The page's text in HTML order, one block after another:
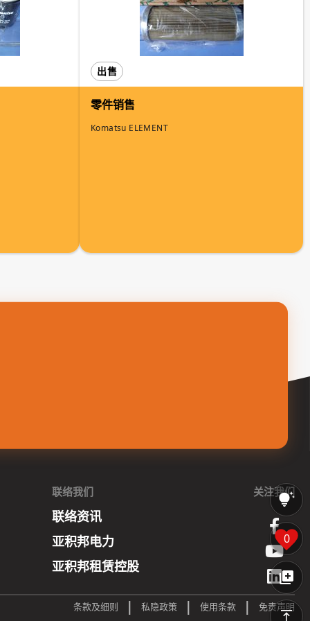
0
出售
零件销售
Komatsu ELEMENT
联络我们
联络资讯
亚积邦电力
亚积邦租赁控股
关注我们
条款及细则 | 私隐政策 | 使用条款 | 免责声明